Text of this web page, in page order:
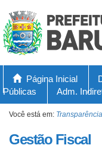
Página Inicial
Públicas
Adm.
Você está em: Transparência
Gestão Fiscal